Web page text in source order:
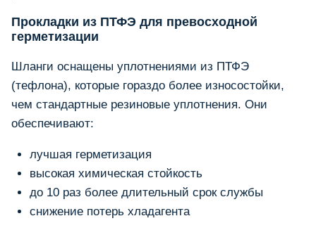
Прокладки из ПТФЭ для превосходной
герметизации
Шланги оснащены уплотнениями из ПТФЭ
(тефлона), которые гораздо более износостойки,
чем стандартные резиновые уплотнения. Они
обеспечивают:
лучшая герметизация
высокая химическая стойкость
до 10 раз более длительный срок службы
снижение потерь хладагента